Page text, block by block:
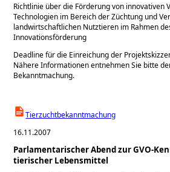
Richtlinie über die Förderung von innovativen
Technologien im Bereich der Züchtung und
landwirtschaftlichen Nutztieren im Rahmen
Innovationsförderung
Deadline für die Einreichung der
Nähere Informationen entnehmen Sie bitte
Bekanntmachung.
Tierzuchtbekanntmachung
16.11.2007
Parlamentarischer Abend zur GVO-
tierischer Lebensmittel